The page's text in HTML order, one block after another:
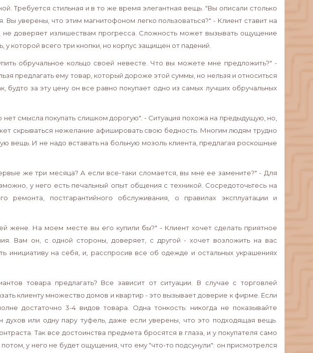
Требуется стильная и в то же время элегантная вещь. "Вы описали столько
Вы уверены, что этим магнитофоном легко пользоваться?" - Клиент ставит на
доверяет излишествам прогресса. Сложность может вызывать ощущение
которой всего три кнопки, но корпус защищен от падений.
обручальное кольцо своей невесте. Что вы можете мне предложить?" -
предлагать ему товар, который дороже этой суммы, но нельзя и относиться
будто за эту цену он все равно покупает одно из самых лучших обручальных
смысла покупать слишком дорогую". - Ситуация похожа на предыдущую, но,
скрываться нежелание афишировать свою бедность. Многим людям трудно
вещь. И не надо вставать на больную мозоль клиента, предлагая роскошные
же три месяца? А если все-таки сломается, вы мне ее замените?" - Для
у него есть печальный опыт общения с техникой. Сосредоточьтесь на
ремонта, постгарантийного обслуживания, о правилах эксплуатации и
жене. На моем месте вы его купили бы?" - Клиент хочет сделать приятное
Вам он, с одной стороны, доверяет, с другой - хочет возложить на вас
инициативу на себя, и, расспросив все об одежде и остальных украшениях
товара предлагать? Все зависит от ситуации. В случае с торговлей
клиенту множество домов и квартир - это вызывает доверие к фирме. Если
достаточно 3-4 видов товара. Одна тонкость: никогда не показывайте
духов или одну пару туфель, даже если уверены, что это подходящая вещь.
Так все достоинства предмета бросятся в глаза, и у покупателя само
у него не будет ощущения, что ему "что-то подсунули": он присмотрелся